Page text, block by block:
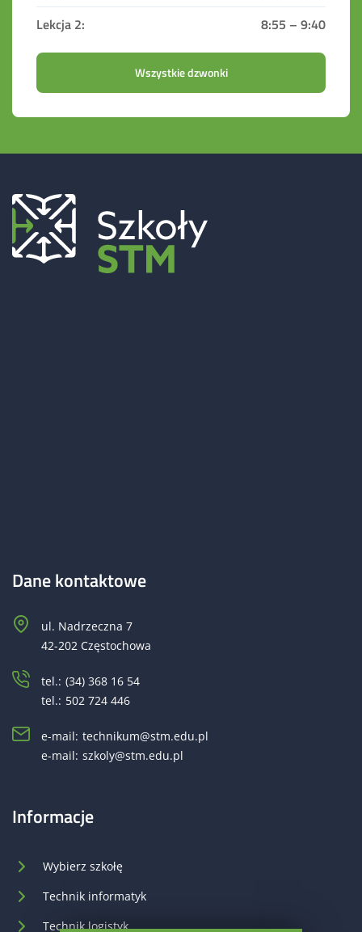
8:55 – 9:40
Wszystkie dzwonki
Dane kontaktowe
ul. Nadrzeczna 7
42-202 Częstochowa
tel.: (34) 368 16 54
tel.: 502 724 446
e-mail: technikum@stm.edu.pl
e-mail: szkoly@stm.edu.pl
Informacje
Wybierz szkołę
Technik informatyk
Technik logistyk